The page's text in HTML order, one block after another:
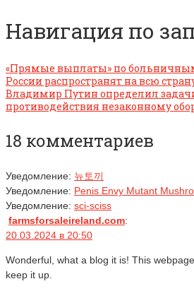
Навигация по
«Прямые выплаты» по
России распространят на всю
Владимир Путин определил
противодействия незаконному
18 комментариев
Уведомление: 뉴토끼
Уведомление: Penis Envy Mutant
Уведомление: sci-sciss
farmsforsaleireland.com:
20.03.2024 в 20:50
Wonderful, what a blog it is! This
keep it up.